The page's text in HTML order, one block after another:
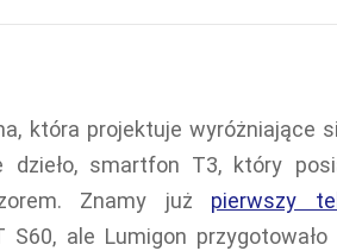
która projektuje wyróżniające
dzieło, smartfon T3, który
Znamy już pierwszy
ale Lumigon przygotowało